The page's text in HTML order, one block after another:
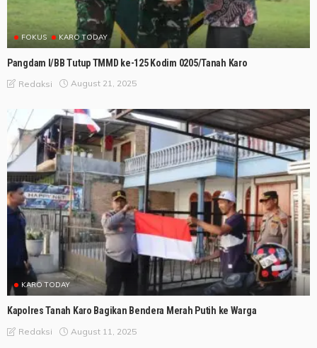
FOKUS KARO TODAY
Pangdam I/BB Tutup TMMD ke-125 Kodim 0205/Tanah Karo
Redaksi August 21, 2025
KARO TODAY
Kapolres Tanah Karo Bagikan Bendera Merah Putih ke Warga
Redaksi August 11, 2025